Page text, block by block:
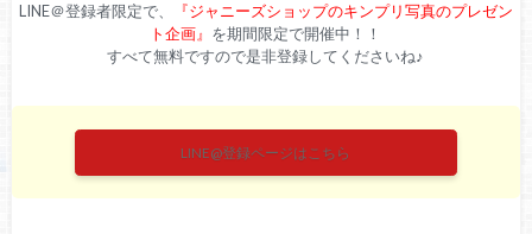
LINE＠登録者限定で、
『ジャニーズショップのキンプリ写真のプレゼン
ト企画』 を期間限定で開催中！！
すべて無料ですので是非登録してくださいね♪
LINE@登録ページはこちら